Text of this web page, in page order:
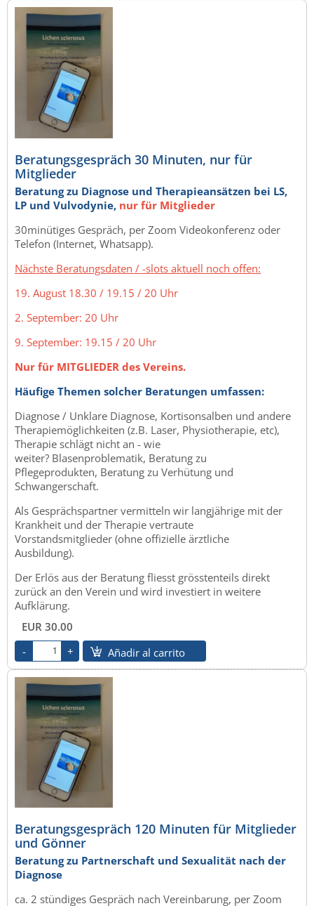
Beratungsgespräch 30 Minuten, nur für
Mitglieder
Beratung zu Diagnose und Therapieansätzen bei LS,
LP und Vulvodynie, nur für Mitglieder
30minütiges Gespräch, per Zoom Videokonferenz oder
Telefon (Internet, Whatsapp).
Nächste Beratungsdaten / -slots aktuell noch offen:
19. August 18.30 / 19.15 / 20 Uhr
2. September: 20 Uhr
9. September: 19.15 / 20 Uhr
Nur für MITGLIEDER des Vereins.
Häufige Themen solcher Beratungen umfassen:
Diagnose / Unklare Diagnose, Kortisonsalben und andere
Therapiemöglichkeiten (z.B. Laser, Physiotherapie, etc),
Therapie schlägt nicht an - wie
weiter? Blasenproblematik, Beratung zu
Pflegeprodukten, Beratung zu Verhütung und
Schwangerschaft.
Als Gesprächspartner vermitteln wir langjährige mit der
Krankheit und der Therapie vertraute
Vorstandsmitglieder (ohne offizielle ärztliche
Ausbildung).
Der Erlös aus der Beratung fliesst grösstenteils direkt
zurück an den Verein und wird investiert in weitere
Aufklärung.
EUR 30.00
Añadir al carrito
Beratungsgespräch 120 Minuten für Mitglieder
und Gönner
Beratung zu Partnerschaft und Sexualität nach der
Diagnose
ca. 2 stündiges Gespräch nach Vereinbarung, per Zoom